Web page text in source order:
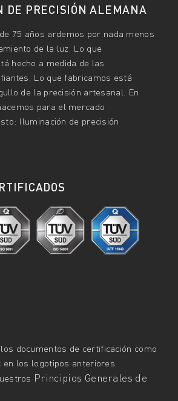
DE PRECISIÓN ALEMANA
75 años ardemos por nada menos
de la luz. Lo que
hecho a medida de las
Lo que fabricamos está
de la precisión artesanal. En
para el mercado
Iluminación de precisión
documentos de certificación como
en los logotipos anteriores.
Principios Generales de